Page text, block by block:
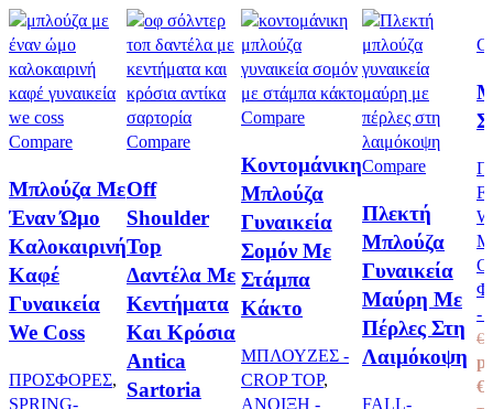
Compare
Μπλούζα Με
Έναν Ώμο
Καλοκαιρινή
Καφέ
Γυναικεία
We Coss
ΠΡΟΣΦΟΡΕΣ,
SPRING-
Compare
Off
Shoulder
Top
Δαντέλα Με
Κεντήματα
Και Κρόσια
Antica
Sartoria
Compare
Κοντομάνικη
Μπλούζα
Γυναικεία
Σομόν Με
Στάμπα
Κάκτο
ΜΠΛΟΥΖΕΣ -
CROP TOP,
ΑΝΟΙΞΗ -
Compare
Πλεκτή
Μπλούζα
Γυναικεία
Μαύρη Με
Πέρλες Στη
Λαιμόκοψη
FALL-
-
€